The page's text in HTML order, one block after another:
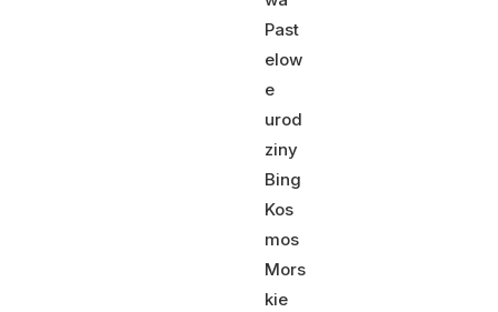
Past
elow
e
urod
ziny
Bing
Kos
mos
Mors
kie